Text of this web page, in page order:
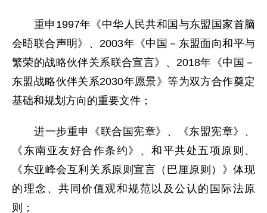
重申1997年《中华人民共和国与东盟国家首脑
会晤联合声明》、2003年《中国－东盟面向和平与
繁荣的战略伙伴关系联合宣言》、2018年《中国－
东盟战略伙伴关系2030年愿景》等为双方合作奠定
基础和规划方向的重要文件；
进一步重申《联合国宪章》、《东盟宪章》、
《东南亚友好合作条约》、和平共处五项原则、
《东亚峰会互利关系原则宣言（巴厘原则）》体现
的理念、共同价值观和规范以及公认的国际法原
则；